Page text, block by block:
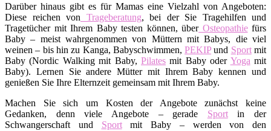
Darüber hinaus gibt es für Mamas eine Vielzahl von Angeboten:
Diese reichen von Trageberatung, bei der Sie Tragehilfen und
Tragetücher mit Ihrem Baby testen können, überOsteopathiefürs
Baby – meist wahrgenommen von Müttern mit Babys, die viel
weinen – bis hin zu Kanga, Babyschwimmen,PEKIPund Sportmit
Baby (Nordic Walking mit Baby, Pilates mit Baby oder Yoga mit
Baby). Lernen Sie andere Mütter mit Ihrem Baby kennen und
genießen Sie Ihre Elternzeit gemeinsam mit Ihrem Baby.
Machen Sie sich um Kosten der Angebote zunächst keine
Gedanken, denn viele Angebote – gerade Sportin der
Schwangerschaft und Sportmit Baby – werden von den